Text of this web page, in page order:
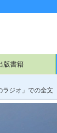
版書籍
ジオ」での全文